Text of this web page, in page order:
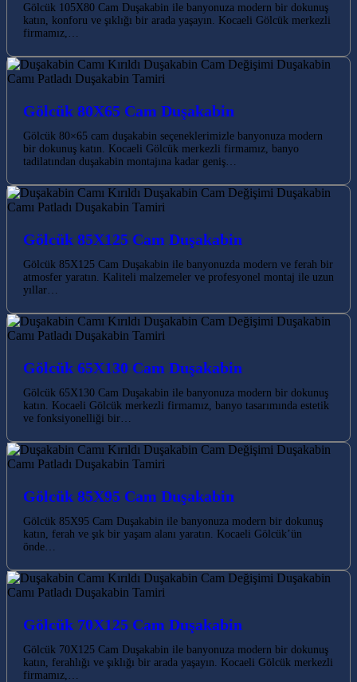
Gölcük 105X80 Cam Duşakabin ile banyonuza modern bir dokunuş
katın, konforu ve şıklığı bir arada yaşayın. Kocaeli Gölcük merkezli
firmamız,…
Gölcük 80X65 Cam Duşakabin
Gölcük 80×65 cam duşakabin seçeneklerimizle banyonuza modern
bir dokunuş katın. Kocaeli Gölcük merkezli firmamız, banyo
tadilatından duşakabin montajına kadar geniş…
Gölcük 85X125 Cam Duşakabin
Gölcük 85X125 Cam Duşakabin ile banyonuzda modern ve ferah bir
atmosfer yaratın. Kaliteli malzemeler ve profesyonel montaj ile uzun
yıllar…
Gölcük 65X130 Cam Duşakabin
Gölcük 65X130 Cam Duşakabin ile banyonuza modern bir dokunuş
katın. Kocaeli Gölcük merkezli firmamız, banyo tasarımında estetik
ve fonksiyonelliği bir…
Gölcük 85X95 Cam Duşakabin
Gölcük 85X95 Cam Duşakabin ile banyonuza modern bir dokunuş
katın, ferah ve şık bir yaşam alanı yaratın. Kocaeli Gölcük’ün
önde…
Gölcük 70X125 Cam Duşakabin
Gölcük 70X125 Cam Duşakabin ile banyonuza modern bir dokunuş
katın, ferahlığı ve şıklığı bir arada yaşayın. Kocaeli Gölcük merkezli
firmamız,…